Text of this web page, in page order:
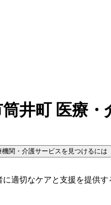
井町 医療・
関・介護サービスを見つけるには
に適切なケアと支援を提供